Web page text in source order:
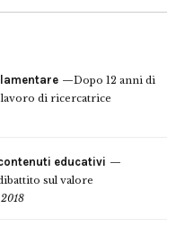
Dopo 12 anni di
di ricercatrice
educativi
sul valore